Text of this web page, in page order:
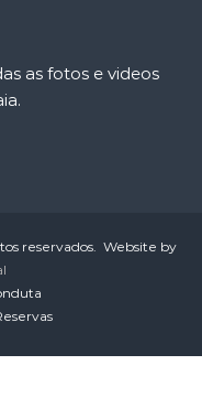
as fotos e videos
reservados. Website by